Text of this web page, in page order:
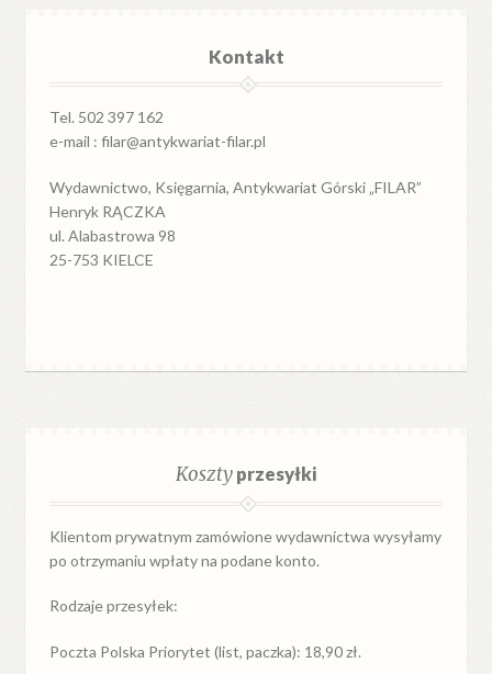
Kontakt
Tel. 502 397 162
e-mail : filar@antykwariat-filar.pl
Wydawnictwo, Księgarnia, Antykwariat Górski „FILAR”
Henryk RĄCZKA
ul. Alabastrowa 98
25-753 KIELCE
Kosztyprzesyłki
Klientom prywatnym zamówione wydawnictwa wysyłamy
po otrzymaniu wpłaty na podane konto.
Rodzaje przesyłek:
Poczta Polska Priorytet (list, paczka): 18,90 zł.